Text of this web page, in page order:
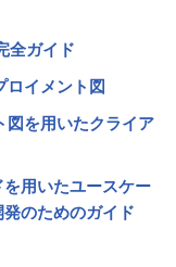
全ガイド
ロイメント図
図を用いたクライア
用いたユースケー
のためのガイド